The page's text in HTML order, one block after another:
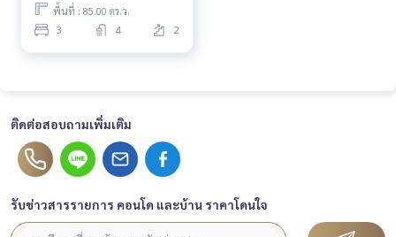
พื้นที่ : 85.00 ตร.ว.
3 4 2
ติดต่อสอบถามเพิ่มเติม
รับข่าวสารรายการ คอนโด และบ้าน ราคาโดนใจ